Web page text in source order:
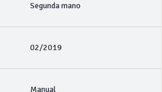
Segunda mano
02/2019
Manual